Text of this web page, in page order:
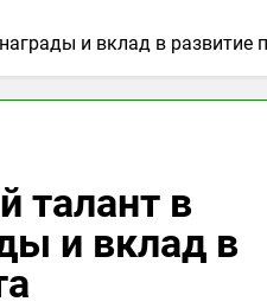
и вклад в развитие
талант в
и вклад в